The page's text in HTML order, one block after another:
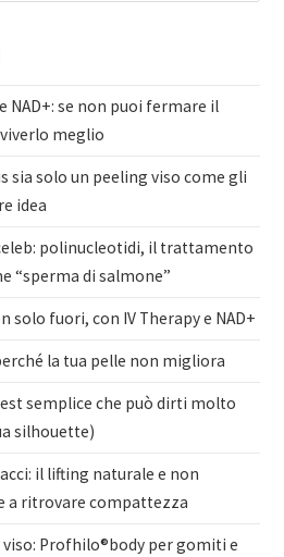
NAD+: se non puoi fermare il
meglio
sia solo un peeling viso come gli
idea
polinucleotidi, il trattamento
“sperma di salmone”
solo fuori, con IV Therapy e NAD+
la tua pelle non migliora
semplice che può dirti molto
silhouette)
il lifting naturale e non
a ritrovare compattezza
viso: Profhilo®body per gomiti e